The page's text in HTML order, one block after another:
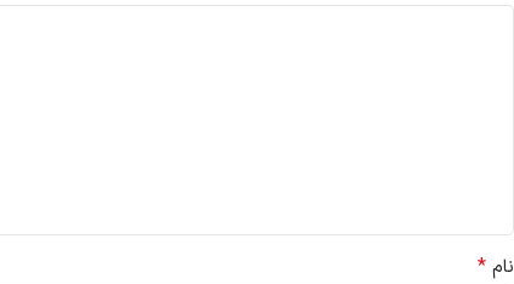
نام *